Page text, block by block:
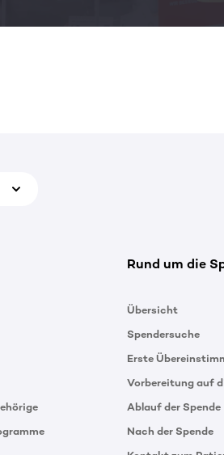
Rund um die
Übersicht
Spendersuche
Erste
Vorbereitung auf
Ablauf der Spende
Nach der Spende